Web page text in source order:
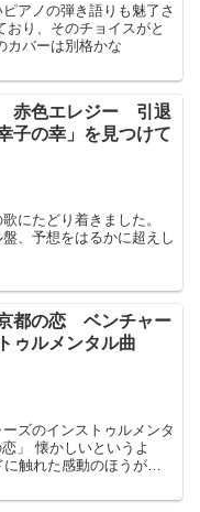
アノの弾き語りも魅了さ
り、そのチョイスがと
カバーは別格かな
赤色エレジー 引退
子の幸」を見つけて
にたどり着きました。
、予想をはるかに超えし
都の恋 ベンチャー
ゥルメンタル曲
ズのインストゥルメンタ
」 懐かしいというよ
触れた感動のほうが強